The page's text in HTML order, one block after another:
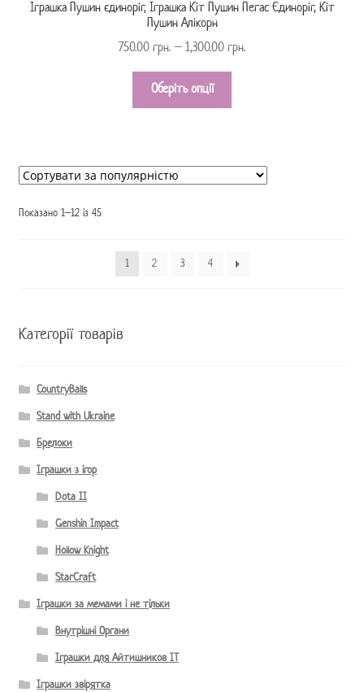
Іграшка Пушин єдиноріг, Іграшка Кіт Пушин Пегас Єдиноріг, Кіт
Пушин Алікорн
750.00 грн. – 1,300.00 грн.
Оберіть опції
Показано 1–12 із 45
1 2 3 4
Категорії товарів
CountryBalls
Stand with Ukraine
Брелоки
Іграшки з ігор
Dota II
Genshin Impact
Hollow Knight
StarCraft
Іграшки за мемами і не тільки
Внутрішні Органи
Іграшки для Айтишников IT
Іграшки звірятка